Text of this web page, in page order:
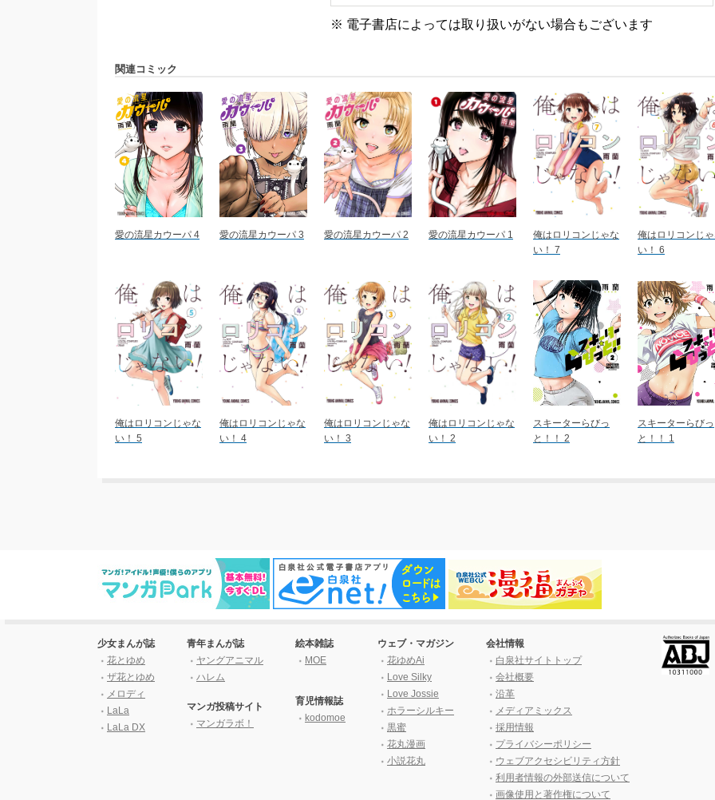
※ 電子書店によっては取り扱いがない場合もございます
関連コミック
愛の流星カウーパ 4 愛の流星カウーパ 3 愛の流星カウーパ 2 愛の流星カウーパ 1
俺はロリコンじゃな
い！ 7
俺はロリコンじ
い！ 6
俺はロリコンじゃな
い！ 5
俺はロリコンじゃな
い！ 4
俺はロリコンじゃな
い！ 3
俺はロリコンじゃな
い！ 2
スキーターらびっ
と！！ 2
スキーターらびっ
と！！ 1
少女まんが誌
花とゆめ
ザ花とゆめ
メロディ
LaLa
LaLa DX
青年まんが誌
ヤングアニマル
ハレム
マンガ投稿サイト
マンガラボ！
絵本雑誌
MOE
育児情報誌
kodomoe
ウェブ・マガジン
花ゆめAi
Love Silky
Love Jossie
ホラーシルキー
黒蜜
花丸漫画
小説花丸
会社情報
白泉社サイトトップ
会社概要
沿革
メディアミックス
採用情報
プライバシーポリシー
ウェブアクセシビリティ方針
利用者情報の外部送信について
画像使用と著作権について